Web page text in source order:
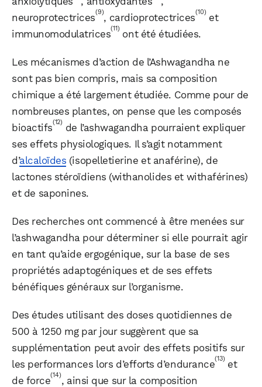
neuroprotectrices(9), cardioprotectrices(10) et
immunomodulatrices(11) ont été étudiées.
Les mécanismes d’action de l’Ashwagandha ne
sont pas bien compris, mais sa composition
chimique a été largement étudiée. Comme pour de
nombreuses plantes, on pense que les composés
bioactifs(12) de l’ashwagandha pourraient expliquer
ses effets physiologiques. Il s’agit notamment
d’alcaloïdes (isopelletierine et anaférine), de
lactones stéroïdiens (withanolides et withaférines)
et de saponines.
Des recherches ont commencé à être menées sur
l’ashwagandha pour déterminer si elle pourrait agir
en tant qu’aide ergogénique, sur la base de ses
propriétés adaptogéniques et de ses effets
bénéfiques généraux sur l’organisme.
Des études utilisant des doses quotidiennes de
500 à 1250 mg par jour suggèrent que sa
supplémentation peut avoir des effets positifs sur
les performances lors d’efforts d’endurance(13) et
de force(14), ainsi que sur la composition